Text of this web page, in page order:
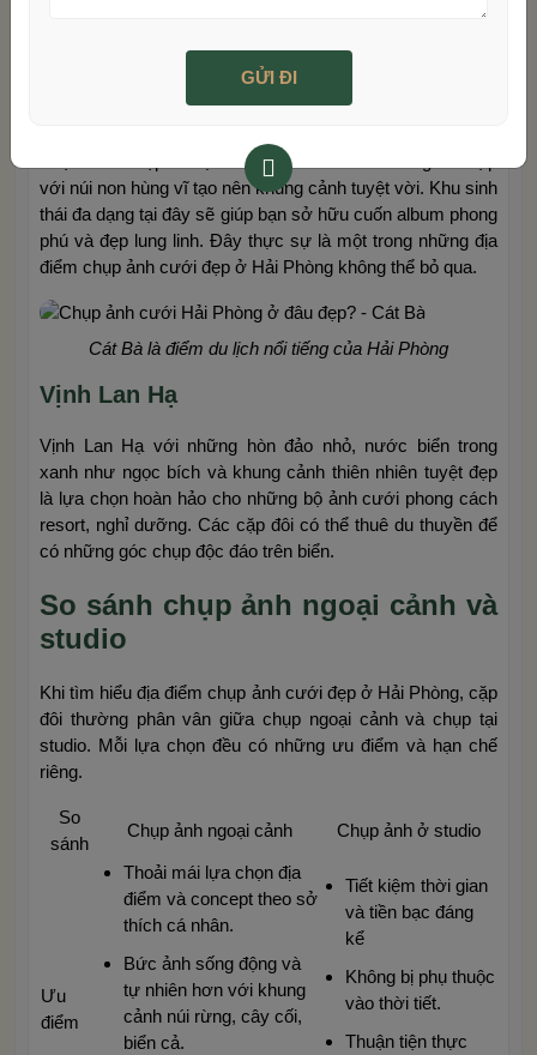
được nhiều cặp đôi lựa chọn. Bãi biển xanh trong kết hợp
với núi non hùng vĩ tạo nên khung cảnh tuyệt vời. Khu sinh
thái đa dạng tại đây sẽ giúp bạn sở hữu cuốn album phong
phú và đẹp lung linh. Đây thực sự là một trong những địa
điểm chụp ảnh cưới đẹp ở Hải Phòng không thể bỏ qua.
Cát Bà là điểm du lịch nổi tiếng của Hải Phòng
Vịnh Lan Hạ
Vịnh Lan Hạ với những hòn đảo nhỏ, nước biển trong
xanh như ngọc bích và khung cảnh thiên nhiên tuyệt đẹp
là lựa chọn hoàn hảo cho những bộ ảnh cưới phong cách
resort, nghỉ dưỡng. Các cặp đôi có thể thuê du thuyền để
có những góc chụp độc đáo trên biển.
So sánh chụp ảnh ngoại cảnh và
studio
Khi tìm hiểu địa điểm chụp ảnh cưới đẹp ở Hải Phòng, cặp
đôi thường phân vân giữa chụp ngoại cảnh và chụp tại
studio. Mỗi lựa chọn đều có những ưu điểm và hạn chế
riêng.
So
sánh
Chụp ảnh ngoại cảnh Chụp ảnh ở studio
Ưu
điểm
Thoải mái lựa chọn địa
điểm và concept theo sở
thích cá nhân.
Bức ảnh sống động và
tự nhiên hơn với khung
cảnh núi rừng, cây cối,
biển cả.
Tiết kiệm thời gian
và tiền bạc đáng
kể
Không bị phụ thuộc
vào thời tiết.
Thuận tiện thực